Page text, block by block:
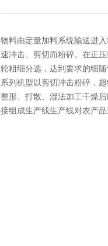
物料由定量加料系统输送进
速冲击、剪切而粉碎。在正
轮粗细分选，达到要求的细
系列机型以剪切冲击粉碎，
整形、打散、湿法加工干燥
接组成生产线生产线对农产